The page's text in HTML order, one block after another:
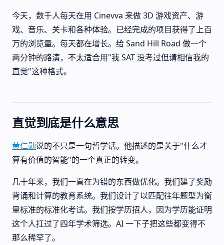
今天，数千人每天在用 Cinevva 来做 3D 游戏资产、游
戏、音乐、关卡和各种体验。已经完成的项目获得了上百
万的浏览量。每天都在增长。给 Sand Hill Road 做一个
两分钟的路演，不太适合用"我 SAT 没考过但请相信我的
直觉"这种格式。
直觉到底是什么意思
黄仁勋说的不只是一句哲学话。他描述的是关于"什么才
算有价值的智能"的一个真正的转变。
几十年来，我们一直在为错的东西做优化。我们建了奖励
背诵和计算的教育系统。我们设计了以匹配往年题型为衡
量标准的标准化考试。我们按学历招人，因为学历能证明
这个人扛过了四年学术筛选。AI 一下子把这些都变得不
那么稀罕了。